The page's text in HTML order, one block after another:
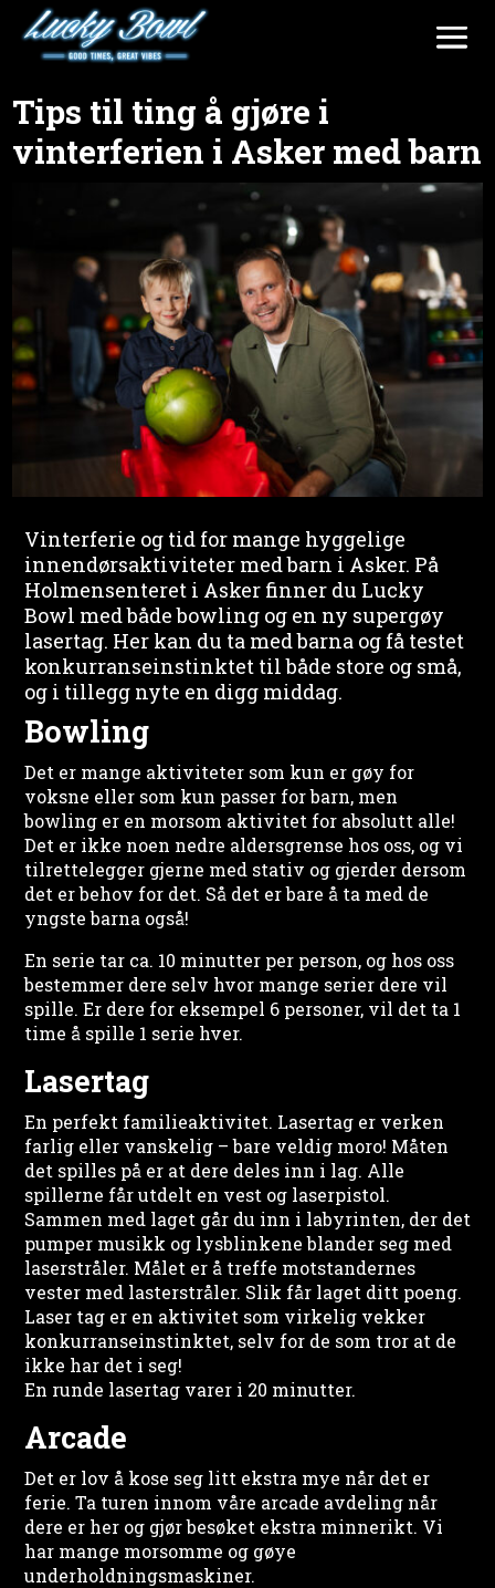
Tips til ting å gjøre i
vinterferien i Asker med barn
Vinterferie og tid for mange hyggelige
innendørsaktiviteter med barn i Asker. På
Holmensenteret i Asker finner du Lucky
Bowl med både bowling og en ny supergøy
lasertag. Her kan du ta med barna og få testet
konkurranseinstinktet til både store og små,
og i tillegg nyte en digg middag.
Bowling
Det er mange aktiviteter som kun er gøy for
voksne eller som kun passer for barn, men
bowling er en morsom aktivitet for absolutt alle!
Det er ikke noen nedre aldersgrense hos oss, og vi
tilrettelegger gjerne med stativ og gjerder dersom
det er behov for det. Så det er bare å ta med de
yngste barna også!
En serie tar ca. 10 minutter per person, og hos oss
bestemmer dere selv hvor mange serier dere vil
spille. Er dere for eksempel 6 personer, vil det ta 1
time å spille 1 serie hver.
Lasertag
En perfekt familieaktivitet. Lasertag er verken
farlig eller vanskelig – bare veldig moro! Måten
det spilles på er at dere deles inn i lag. Alle
spillerne får utdelt en vest og laserpistol.
Sammen med laget går du inn i labyrinten, der det
pumper musikk og lysblinkene blander seg med
laserstråler. Målet er å treffe motstandernes
vester med lasterstråler. Slik får laget ditt poeng.
Laser tag er en aktivitet som virkelig vekker
konkurranseinstinktet, selv for de som tror at de
ikke har det i seg!
En runde lasertag varer i 20 minutter.
Arcade
Det er lov å kose seg litt ekstra mye når det er
ferie. Ta turen innom våre arcade avdeling når
dere er her og gjør besøket ekstra minnerikt. Vi
har mange morsomme og gøye
underholdningsmaskiner.